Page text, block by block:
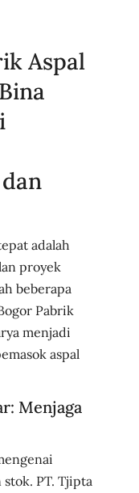
Aspal
adalah
proyek
beberapa
Pabrik
menjadi
aspal
Menjaga
PT. Tjipta